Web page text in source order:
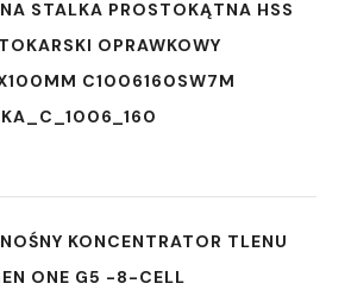
STALKA PROSTOKĄTNA HSS
OPRAWKOWY
C1006160SW7M
KONCENTRATOR TLENU
ONE G5 -8-CELL